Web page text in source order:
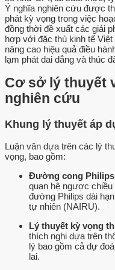
Ý nghĩa nghiên cứu được
phát kỳ vọng trong việc
đồng thời đề xuất các giải
hợp với đặc thù kinh tế
nâng cao hiệu quả điều
lạm phát dai dẳng và thúc
Cơ sở lý thuyết
nghiên cứu
Khung lý thuyết áp
Luận văn dựa trên các lý
vọng, bao gồm:
Đường cong Philips
quan hệ ngược
đường Philips dài
tự nhiên (NAIRU).
Lý thuyết kỳ vọng
thích nghi dựa trên
lý bao gồm cả dự
lai.